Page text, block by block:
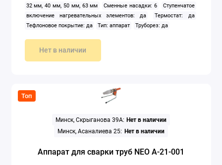
Электрорезы
Электрорубанки
Показать все
32 мм, 40 мм, 50 мм, 63 мм
Сменные насадки: 6
Ступенчатое
включение нагревательных элементов: да
Термостат: да
Тефлоновое покрытие: да
Тип: аппарат Труборез: да
Нет в наличии
Топ
Минск, Скрыганова 39А: Нет в наличии
Минск, Асаналиева 25: Нет в наличии
Аппарат для сварки труб NEO A-21-001